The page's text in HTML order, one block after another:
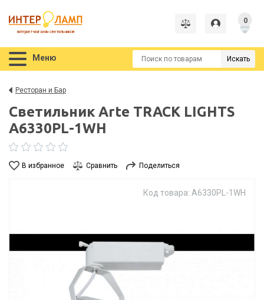
интернет-магазин светильников
0
Меню Искать
Ресторан и Бар
Светильник Arte TRACK LIGHTS
A6330PL-1WH
В избранное Сравнить Поделиться
Код товара: A6330PL-1WH